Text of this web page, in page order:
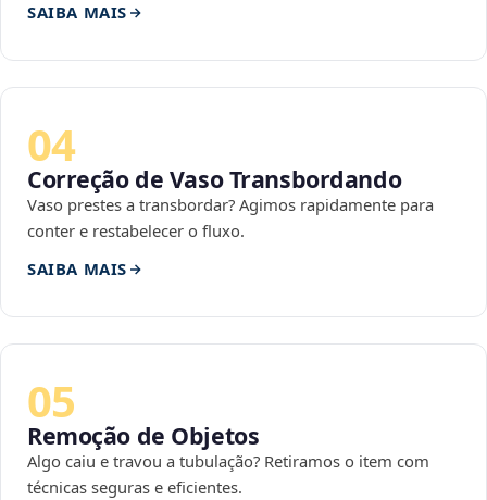
SAIBA MAIS
04
Correção de Vaso Transbordando
Vaso prestes a transbordar? Agimos rapidamente para
conter e restabelecer o fluxo.
SAIBA MAIS
05
Remoção de Objetos
Algo caiu e travou a tubulação? Retiramos o item com
técnicas seguras e eficientes.